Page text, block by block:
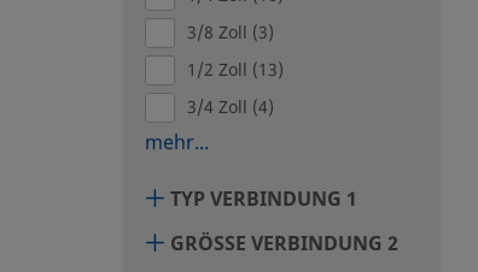
3/8 Zoll (3)
1/2 Zoll (13)
3/4 Zoll (4)
mehr...
TYP VERBINDUNG 1
GRÖSSE VERBINDUNG 2